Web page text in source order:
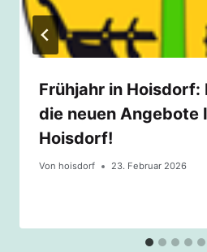
Frühjahr in Hoisdorf:
die neuen Angebote
Hoisdorf!
Von hoisdorf 23. Februar 2026